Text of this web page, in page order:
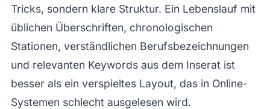
Tricks, sondern klare Struktur. Ein Lebenslauf mit
üblichen Überschriften, chronologischen
Stationen, verständlichen Berufsbezeichnungen
und relevanten Keywords aus dem Inserat ist
besser als ein verspieltes Layout, das in Online-
Systemen schlecht ausgelesen wird.